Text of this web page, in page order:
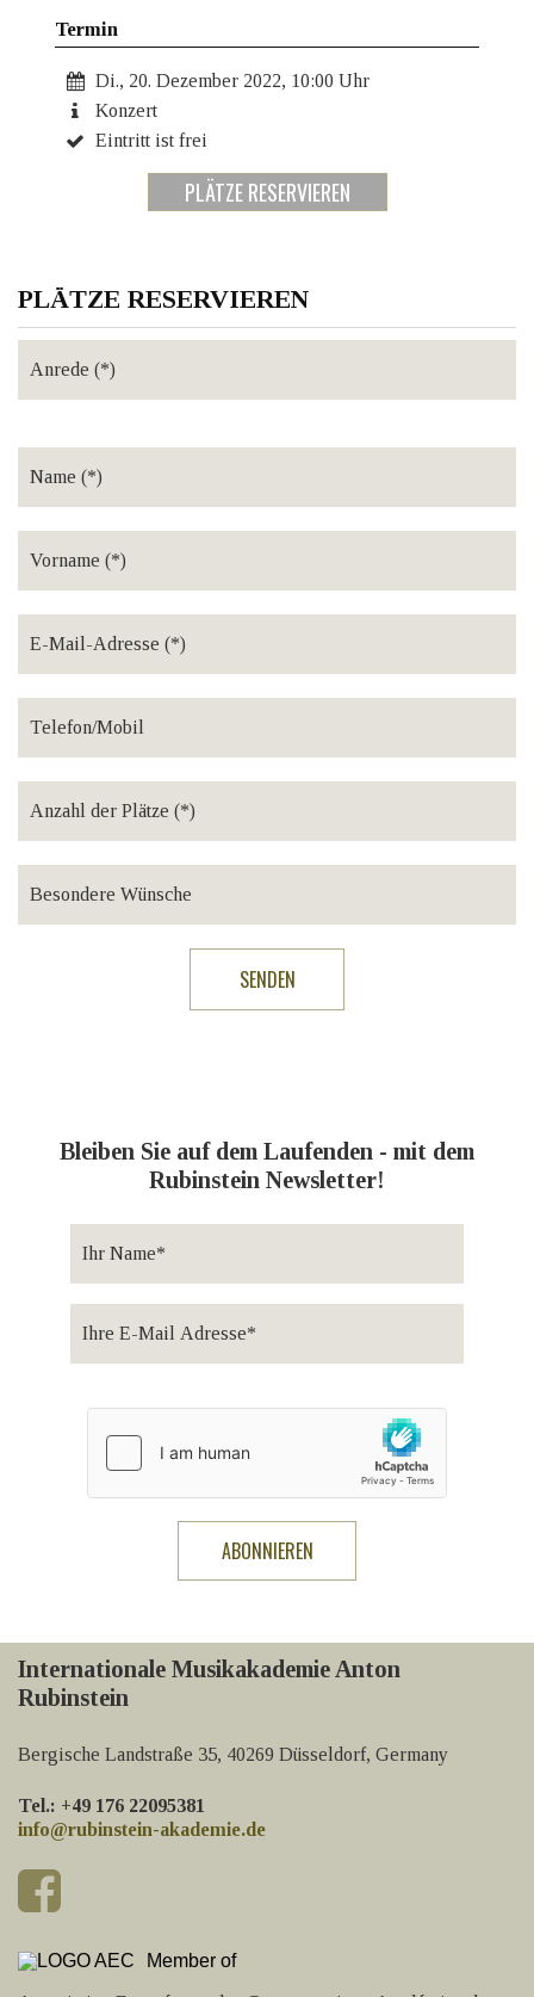
Termin
Di., 20. Dezember 2022, 10:00 Uhr
Konzert
Eintritt ist frei
PLÄTZE RESERVIEREN
PLÄTZE RESERVIEREN
Bleiben Sie auf dem Laufenden - mit dem
Rubinstein Newsletter!
Internationale Musikakademie Anton
Rubinstein
Bergische Landstraße 35, 40269 Düsseldorf, Germany
Tel.: +49 176 22095381
info@rubinstein-akademie.de
Member of